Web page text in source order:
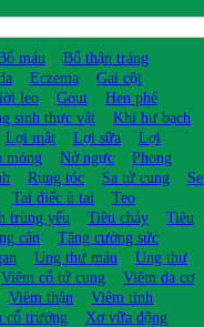
máu
Bổ thận tráng
Eczema
Gai cột
leo Gout
Hen phế
sinh thực vật
Khí hư bạch
Lợi mật Lợi sữa
Lợi
móng Nở ngực
Phong
Rụng tóc Sa tử cung
Se
Tai điếc ù tai
Teo
trùng yếu Tiêu chảy
Tiêu
cân
Tăng cường sức
Ung thư máu
Ung thư
Viêm cổ tử cung
Viêm da cơ
Viêm thận
Viêm tinh
cổ trướng
Xơ vữa động